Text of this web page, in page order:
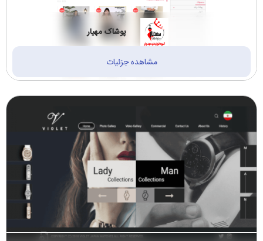
پوشاک مهیار
مشاهده جزئیات